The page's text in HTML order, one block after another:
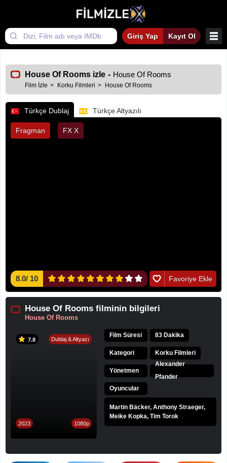
Giriş Yap Kayıt Ol
House Of Rooms izle - House Of Rooms
Film İzle Korku Filmleri House Of Rooms
Türkçe Dublaj Türkçe Altyazılı
Fragman FX X
8.0/ 10 Favoriye Ekle
House Of Rooms filminin bilgileri
House Of Rooms
7.8 Dublaj & Altyazı
2023 1080p
Film Süresi 83 Dakika
Kategori Korku Filmleri
Yönetmen
Alexander
Pfander
Oyuncular
Martin Bäcker, Anthony Straeger,
Meike Kopka, Tim Torok